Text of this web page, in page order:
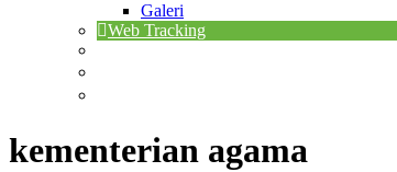
Galeri
Web Tracking
kementerian agama